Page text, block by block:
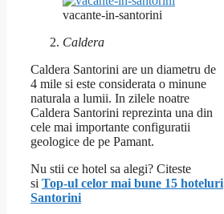
vacante-in-santorini
Caldera
Caldera Santorini are un diametru de
4 mile si este considerata o minune
naturala a lumii. In zilele noatre
Caldera Santorini reprezinta una din
cele mai importante configuratii
geologice de pe Pamant.
Nu stii ce hotel sa alegi? Citeste
si Top-ul celor mai bune 15 hoteluri
Santorini